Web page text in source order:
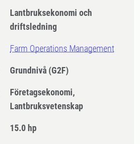
Lantbruksekonomi och
driftsledning
Farm Operations Management
Grundnivå (G2F)
Företagsekonomi,
Lantbruksvetenskap
15.0 hp